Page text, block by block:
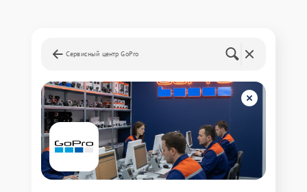
Сервисный центр GoPro